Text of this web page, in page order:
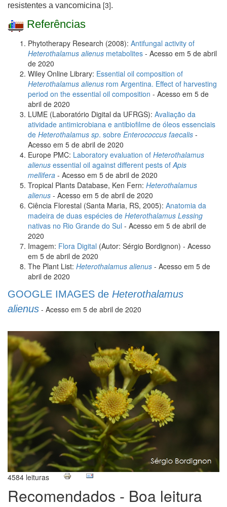
resistentes a vancomicina [3].
Referências
Phytotherapy Research (2008): Antifungal activity of
Heterothalamus alienus metabolites - Acesso em 5 de abril
de 2020
Wiley Online Library: Essential oil composition of
Heterothalamus alienus rom Argentina. Effect of harvesting
period on the essential oil composition - Acesso em 5 de
abril de 2020
LUME (Laboratório Digital da UFRGS): Avaliação da
atividade antimicrobiana e antibiofilme de óleos essenciais
de Heterothalamus sp. sobre Enterococcus faecalis -
Acesso em 5 de abril de 2020
Europe PMC: Laboratory evaluation of Heterothalamus
alienus essential oil against different pests ofApis
mellifera - Acesso em 5 de abril de 2020
Tropical Plants Database, Ken Fern: Heterothalamus
alienus - Acesso em 5 de abril de 2020
Ciência Florestal (Santa Maria, RS, 2005): Anatomia da
madeira de duas espécies de Heterothalamus Lessing
nativas no Rio Grande do Sul - Acesso em 5 de abril de
2020
Imagem: Flora Digital (Autor: Sérgio Bordignon) - Acesso
em 5 de abril de 2020
The Plant List: Heterothalamus alienus - Acesso em 5 de
abril de 2020
GOOGLE IMAGES de Heterothalamus
alienus - Acesso em 5 de abril de 2020
4584 leituras
Recomendados - Boa leitura